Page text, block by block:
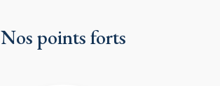
Nos points forts